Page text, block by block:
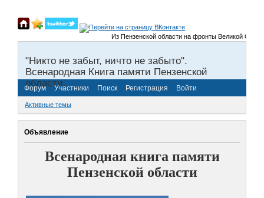
Из Пензенской области на фронты Великой
"Никто не забыт, ничто не забыто".
Всенародная Книга памяти Пензенской
области.
Форум Участники Поиск Регистрация Войти
Активные темы
Объявление
Всенародная книга памяти
Пензенской области